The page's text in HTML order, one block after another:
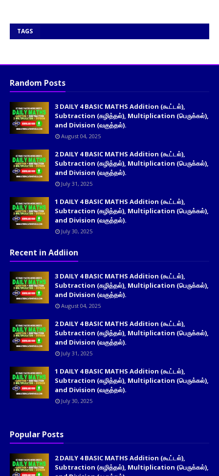
TAGS
Random Posts
3 DAILY 4 BASIC MATHS Addition (கூட்டல்),
Subtraction (கழித்தல்), Multiplication (பெருக்கல்),
and Division (வகுத்தல்).
August 04, 2025
2 DAILY 4 BASIC MATHS Addition (கூட்டல்),
Subtraction (கழித்தல்), Multiplication (பெருக்கல்),
and Division (வகுத்தல்).
July 31, 2025
1 DAILY 4 BASIC MATHS Addition (கூட்டல்),
Subtraction (கழித்தல்), Multiplication (பெருக்கல்),
and Division (வகுத்தல்).
July 30, 2025
Recent in Addiion
3 DAILY 4 BASIC MATHS Addition (கூட்டல்),
Subtraction (கழித்தல்), Multiplication (பெருக்கல்),
and Division (வகுத்தல்).
August 04, 2025
2 DAILY 4 BASIC MATHS Addition (கூட்டல்),
Subtraction (கழித்தல்), Multiplication (பெருக்கல்),
and Division (வகுத்தல்).
July 31, 2025
1 DAILY 4 BASIC MATHS Addition (கூட்டல்),
Subtraction (கழித்தல்), Multiplication (பெருக்கல்),
and Division (வகுத்தல்).
July 30, 2025
Popular Posts
2 DAILY 4 BASIC MATHS Addition (கூட்டல்),
Subtraction (கழித்தல்), Multiplication (பெருக்கல்),